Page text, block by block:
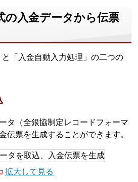
の入金データから伝票
と「入金自動入力処理」の二つの
タ（全銀協制定レコードフォーマ
伝票を生成することができます。
拡大して見る